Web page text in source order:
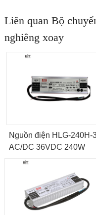
Liên quan Bộ
nghiêng xoay
Nguồn điện HLG-240H-
AC/DC 36VDC 240W